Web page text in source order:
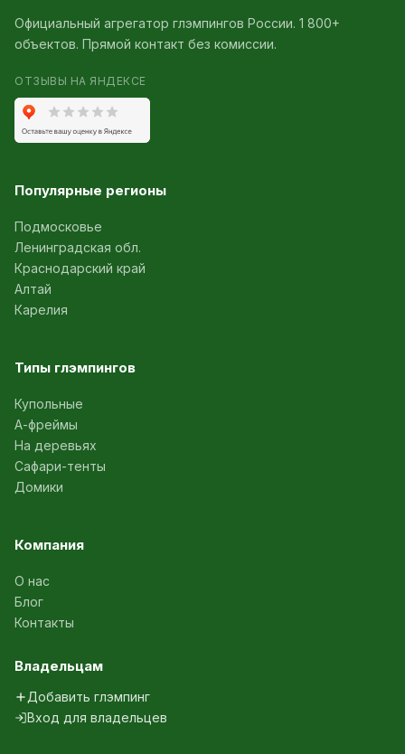
Официальный агрегатор глэмпингов России. 1 800+
объектов. Прямой контакт без комиссии.
ОТЗЫВЫ НА ЯНДЕКСЕ
Популярные регионы
Подмосковье
Ленинградская обл.
Краснодарский край
Алтай
Карелия
Типы глэмпингов
Купольные
А-фреймы
На деревьях
Сафари-тенты
Домики
Компания
О нас
Блог
Контакты
Владельцам
Добавить глэмпинг
Вход для владельцев